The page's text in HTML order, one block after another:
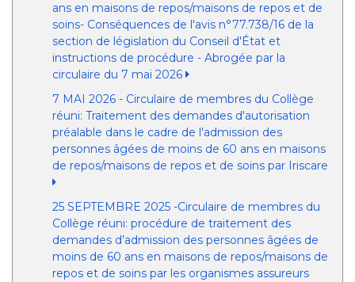
ans en maisons de repos/maisons de repos et de
soins- Conséquences de l'avis n°77.738/16 de la
section de législation du Conseil d'État et
instructions de procédure - Abrogée par la
circulaire du 7 mai 2026
7 MAI 2026 - Circulaire de membres du Collège
réuni: Traitement des demandes d'autorisation
préalable dans le cadre de l'admission des
personnes âgées de moins de 60 ans en maisons
de repos/maisons de repos et de soins par Iriscare
25 SEPTEMBRE 2025 -Circulaire de membres du
Collège réuni: procédure de traitement des
demandes d’admission des personnes âgées de
moins de 60 ans en maisons de repos/maisons de
repos et de soins par les organismes assureurs